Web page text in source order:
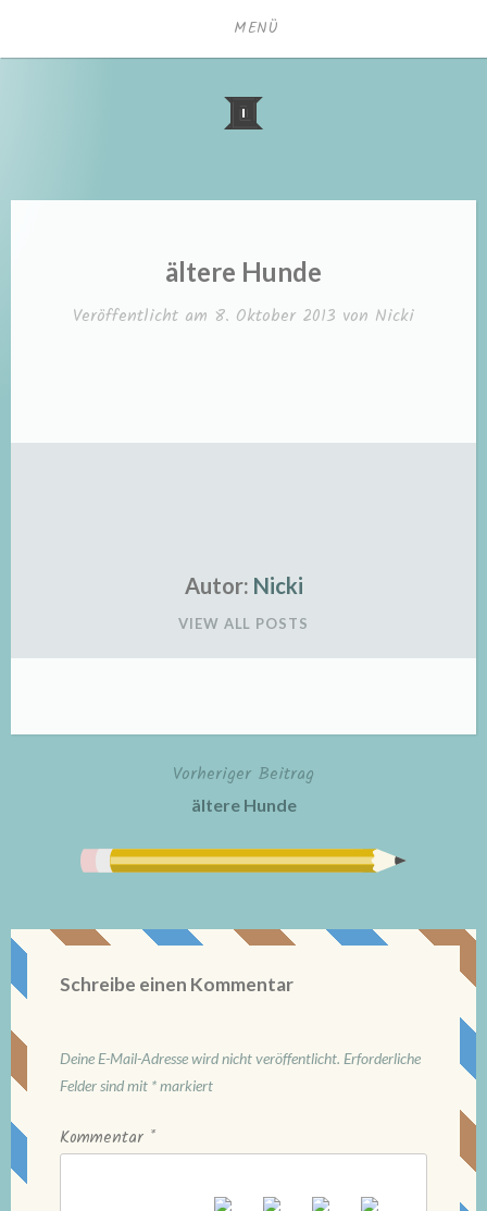
MENÜ
ältere Hunde
Veröffentlicht am 8. Oktober 2013 von Nicki
Autor: Nicki
VIEW ALL POSTS
BeitragsnavigationVorheriger Beitrag
ältere Hunde
Schreibe einen Kommentar
Deine E-Mail-Adresse wird nicht veröffentlicht. Erforderliche
Felder sind mit *markiert
Kommentar *